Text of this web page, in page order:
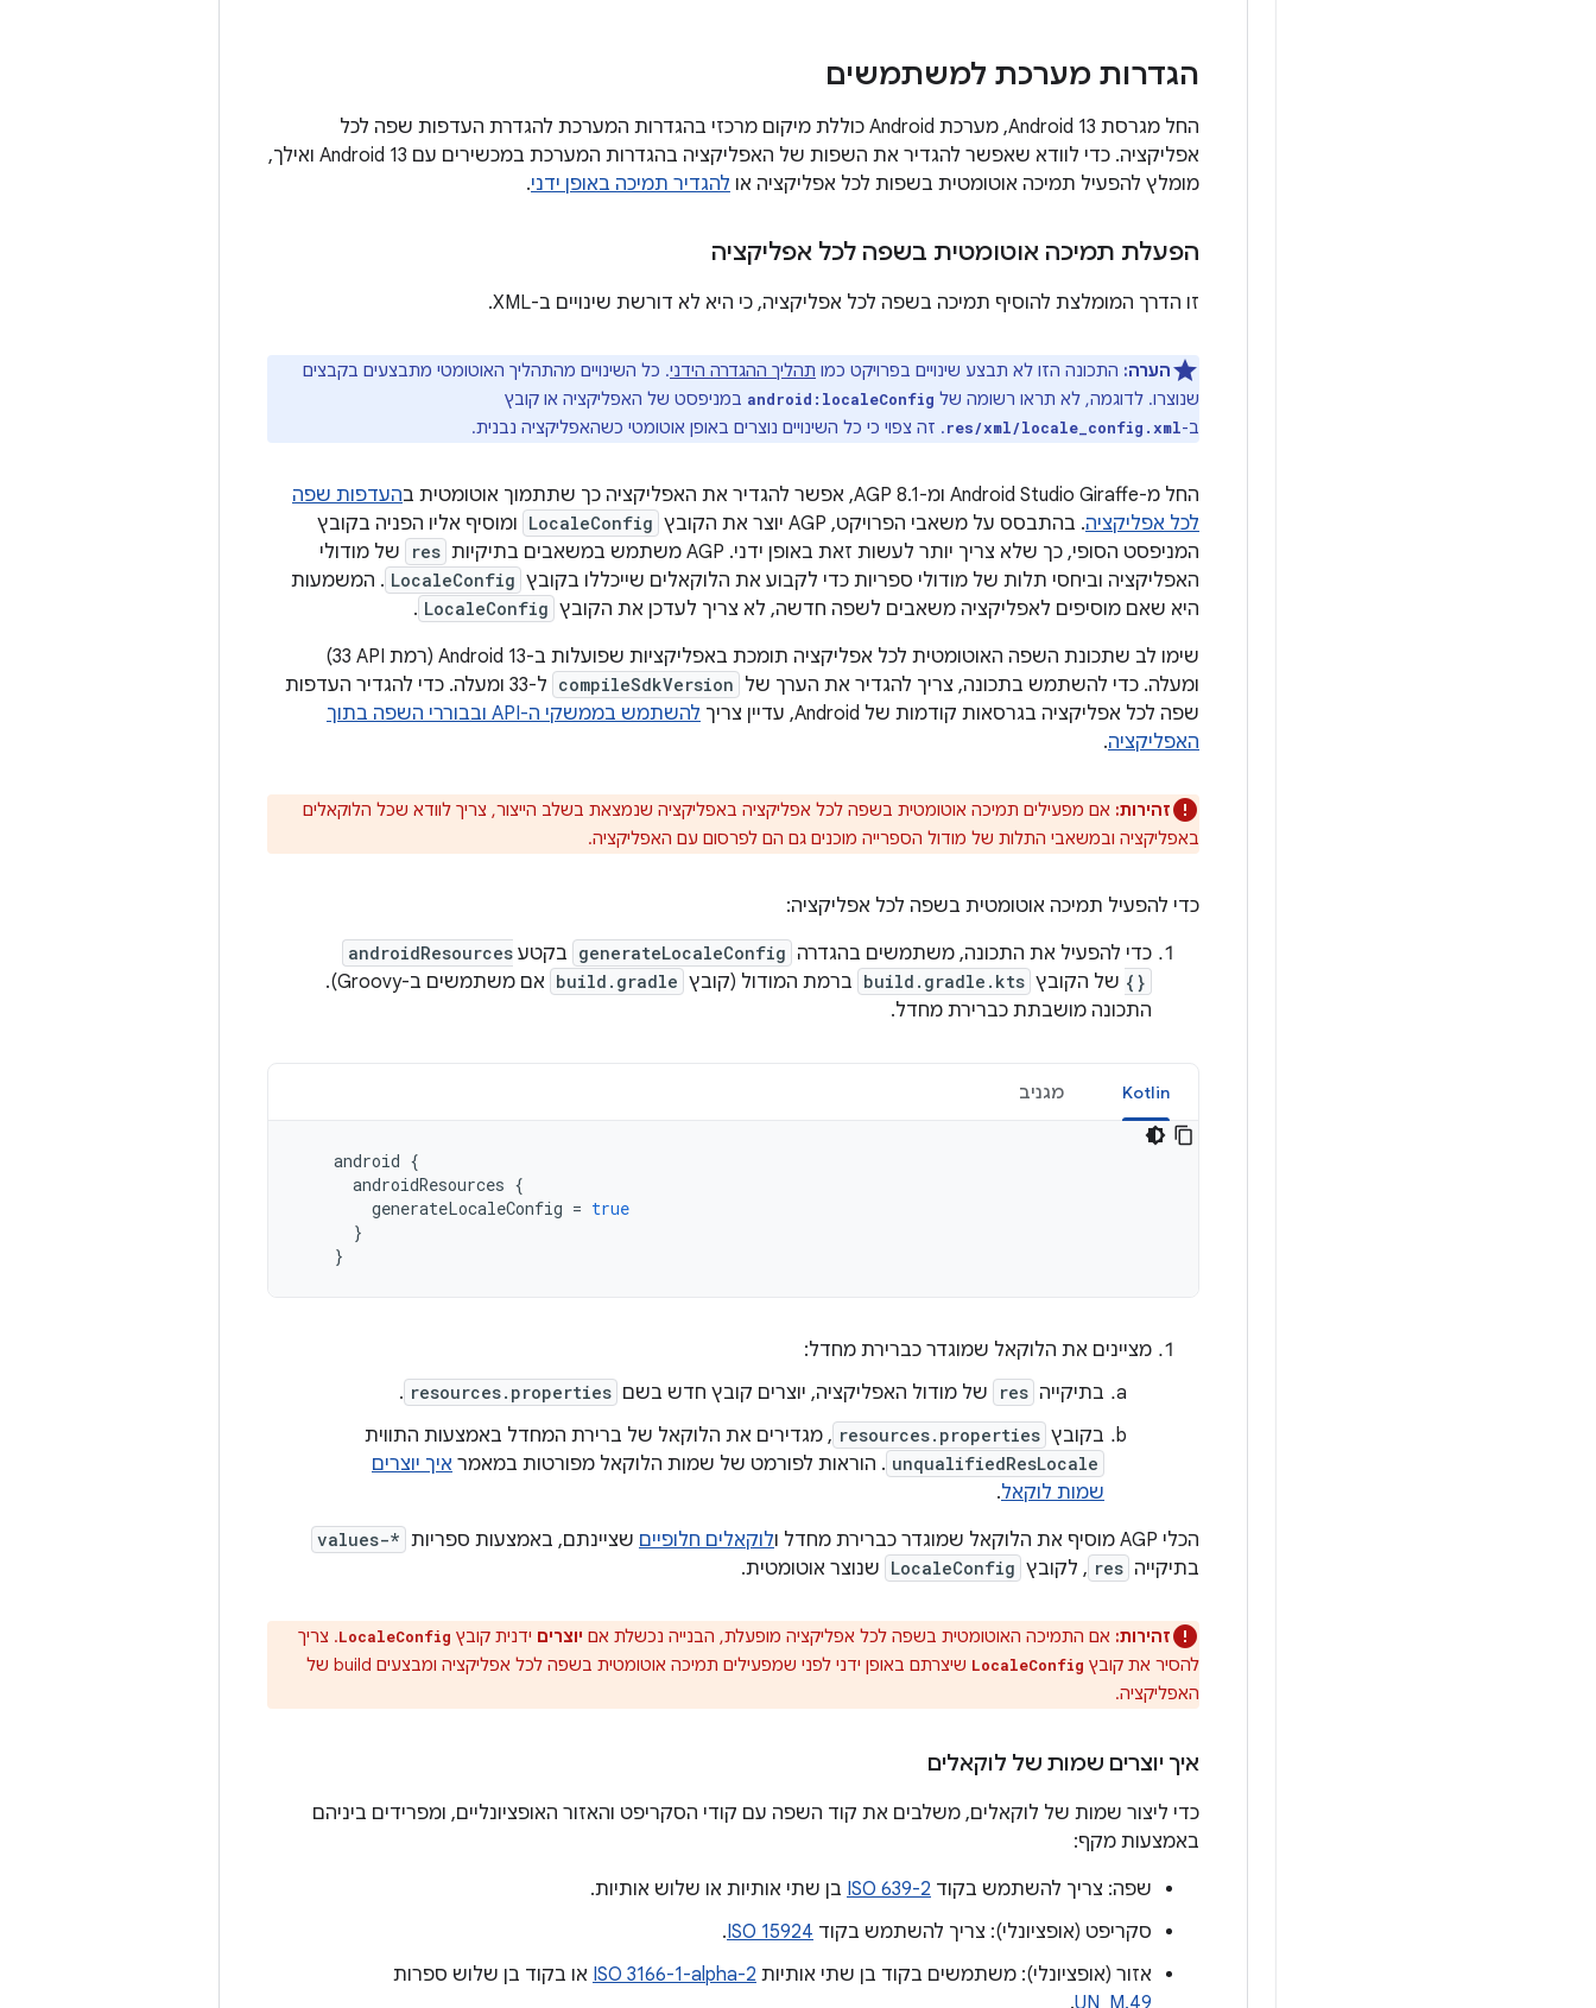
הגדרות מערכת למשתמשים
החל מגרסת Android 13, מערכת Android כוללת מיקום מרכזי בהגדרות המערכת להגדרת העדפות שפה לכל
אפליקציה. כדי לוודא שאפשר להגדיר את השפות של האפליקציה בהגדרות המערכת במכשירים עם Android 13 ואילך,
מומלץ להפעיל תמיכה אוטומטית בשפות לכל אפליקציה או להגדיר תמיכה באופן ידני.
הפעלת תמיכה אוטומטית בשפה לכל אפליקציה
זו הדרך המומלצת להוסיף תמיכה בשפה לכל אפליקציה, כי היא לא דורשת שינויים ב-XML.
הערה: התכונה הזו לא תבצע שינויים בפרויקט כמו תהליך ההגדרה הידני. כל השינויים מהתהליך האוטומטי מתבצעים בקבצים
שנוצרו. לדוגמה, לא תראו רשומה של android:localeConfig במניפסט של האפליקציה או קובץ
ב-res/xml/locale_config.xml. זה צפוי כי כל השינויים נוצרים באופן אוטומטי כשהאפליקציה נבנית.
החל מ-Android Studio Giraffe ומ-AGP 8.1, אפשר להגדיר את האפליקציה כך שתתמוך אוטומטית ב
העדפות שפה
לכל אפליקציה. בהתבסס על משאבי הפרויקט, AGP יוצר את הקובץ LocaleConfig ומוסיף אליו הפניה בקובץ
המניפסט הסופי, כך שלא צריך יותר לעשות זאת באופן ידני. ‫AGP משתמש במשאבים בתיקיות
res
של מודולי
האפליקציה וביחסי תלות של מודולי ספריות כדי לקבוע את הלוקאלים שייכללו בקובץ LocaleConfig . המשמעות
היא שאם מוסיפים לאפליקציה משאבים לשפה חדשה, לא צריך לעדכן את הקובץ LocaleConfig
.
שימו לב שתכונת השפה האוטומטית לכל אפליקציה תומכת באפליקציות שפועלות ב-Android 13 (רמת API‏ 33)
ומעלה. כדי להשתמש בתכונה, צריך להגדיר את הערך של compileSdkVersion
ל-33 ומעלה. כדי להגדיר העדפות
שפה לכל אפליקציה בגרסאות קודמות של Android, עדיין צריך
להשתמש בממשקי ה-API ובבוררי השפה בתוך
האפליקציה.
זהירות: אם מפעילים תמיכה אוטומטית בשפה לכל אפליקציה באפליקציה שנמצאת בשלב הייצור, צריך לוודא שכל הלוקאלים
באפליקציה ובמשאבי התלות של מודול הספרייה מוכנים גם הם לפרסום עם האפליקציה.
כדי להפעיל תמיכה אוטומטית בשפה לכל אפליקציה:
כדי להפעיל את התכונה, משתמשים בהגדרה generateLocaleConfig בקטע androidResources
{} של הקובץ build.gradle.kts ברמת המודול (קובץ build.gradle
אם משתמשים ב-Groovy).
התכונה מושבתת כברירת מחדל.
Kotlin מגניב
android {
androidResources {
generateLocaleConfig = true
}
}
מציינים את הלוקאל שמוגדר כברירת מחדל:
בתיקייה res של מודול האפליקציה, יוצרים קובץ חדש בשם resources.properties
.
בקובץ resources.properties , מגדירים את הלוקאל של ברירת המחדל באמצעות התווית
unqualifiedResLocale . הוראות לפורמט של שמות הלוקאל מפורטות במאמר איך יוצרים
שמות לוקאל.
הכלי AGP מוסיף את הלוקאל שמוגדר כברירת מחדל ו
לוקאלים חלופיים שציינתם, באמצעות ספריות values-*
בתיקייה res , לקובץ LocaleConfig שנוצר אוטומטית.
זהירות: אם התמיכה האוטומטית בשפה לכל אפליקציה מופעלת, הבנייה נכשלת אם יוצרים ידנית קובץ LocaleConfig. צריך
להסיר את קובץ LocaleConfig
שיצרתם באופן ידני לפני שמפעילים תמיכה אוטומטית בשפה לכל אפליקציה ומבצעים build של
האפליקציה.
איך יוצרים שמות של לוקאלים
כדי ליצור שמות של לוקאלים, משלבים את קוד השפה עם קודי הסקריפט והאזור האופציונליים, ומפרידים ביניהם
באמצעות מקף:
שפה: צריך להשתמש בקוד ISO 639-2 בן שתי אותיות או שלוש אותיות.
סקריפט (אופציונלי): צריך להשתמש בקוד ISO 15924
.
אזור (אופציונלי): משתמשים בקוד בן שתי אותיות ISO 3166-1-alpha-2 או בקוד בן שלוש ספרות
UN_M.49
.